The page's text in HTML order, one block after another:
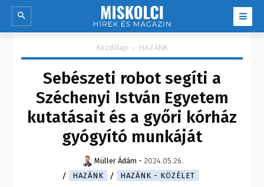
Kezdőlap HAZÁNK
Sebészeti robot segíti a
Széchenyi István Egyetem
kutatásait és a győri kórház
gyógyító munkáját
Müller Ádám - 2024.05.26.
HAZÁNK
HAZÁNK - KÖZÉLET